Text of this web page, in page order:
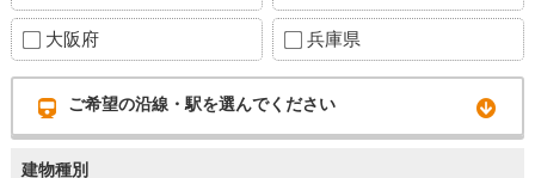
大阪府 兵庫県
ご希望の沿線・駅を選んでください
建物種別